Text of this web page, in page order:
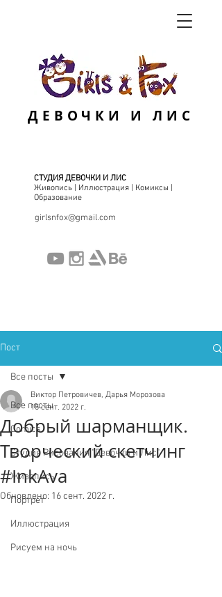
СТУДИЯ ДЕВОЧКИ И ЛИС
Живопись | Иллюстрация | Комиксы |
Образование
girlsnfox@gmail.com
ДЕВОЧКИ И ЛИС
Пост
Все посты
Comics
Студия Рисования "Девочки и Лис"
Живопись
Портрет
Иллюстрация
Рисуем на ночь
Все посты
Добрый шарманщик.
Творческий скетчинг
#InkAva
Виктор Петровичев, Дарья Морозова
15 сент. 2022 г.
Обновлено: 16 сент. 2022 г.